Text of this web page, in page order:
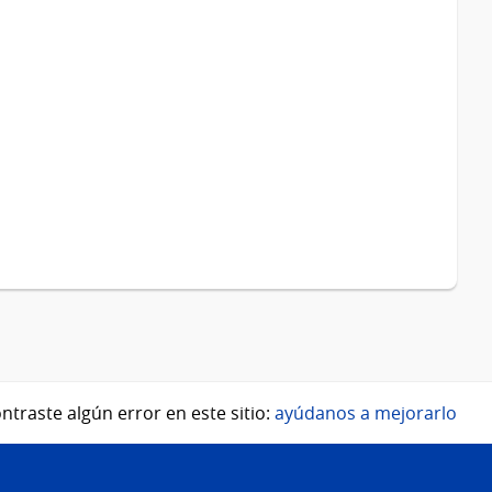
algún error en este sitio: ayúdanos a mejorarlo